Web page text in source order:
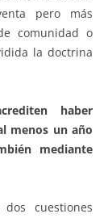
pero más
comunidad o
la doctrina
haber
menos un año
mediante
cuestiones